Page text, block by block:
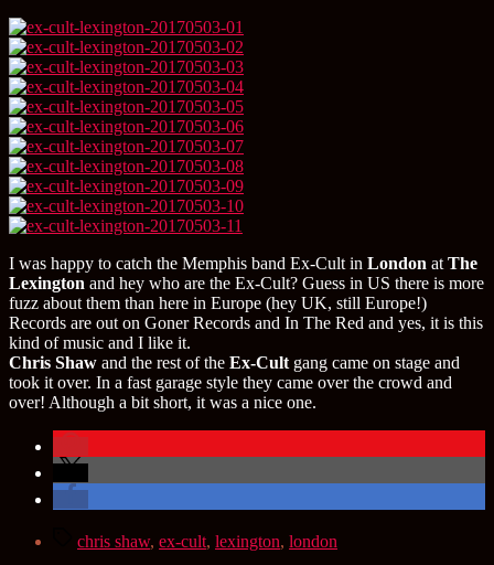
I was happy to catch the Memphis band Ex-Cult in London at The
Lexington and hey who are the Ex-Cult? Guess in US there is more
fuzz about them than here in Europe (hey UK, still Europe!)
Records are out on Goner Records and In The Red and yes, it is this
kind of music and I like it.
Chris Shaw and the rest of the Ex-Cult gang came on stage and
took it over. In a fast garage style they came over the crowd and
over! Although a bit short, it was a nice one.
Schlagwörter
chris shaw, ex-cult, lexington, london